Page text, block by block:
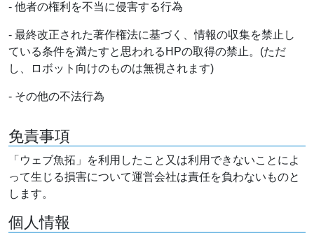
- 他者の権利を不当に侵害する行為
- 最終改正された著作権法に基づく、情報の収集を禁止し
ている条件を満たすと思われるHPの取得の禁止。(ただ
し、ロボット向けのものは無視されます)
- その他の不法行為
免責事項
「ウェブ魚拓」を利用したこと又は利用できないことによ
って生じる損害について運営会社は責任を負わないものと
します。
個人情報